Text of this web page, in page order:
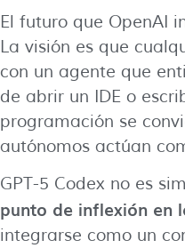
El futuro que OpenAI
La visión es que
con un agente que
de abrir un IDE o
programación se
autónomos actúan
GPT-5 Codex no es
punto de inflexión en
integrarse como un